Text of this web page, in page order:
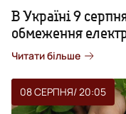
В Україні 9
обмеження
Читати більше
08 СЕРПНЯ/ 20:05